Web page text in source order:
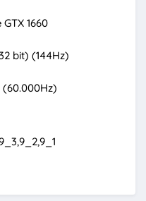
1660
bit) (144Hz)
(60.000Hz)